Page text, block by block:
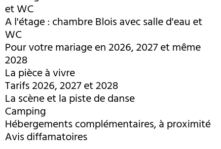
et WC
A l'étage : chambre Blois avec salle d'eau et
WC
Pour votre mariage en 2026, 2027 et même
2028
La pièce à vivre
Tarifs 2026, 2027 et 2028
La scène et la piste de danse
Camping
Hébergements complémentaires, à proximité
Avis diffamatoires